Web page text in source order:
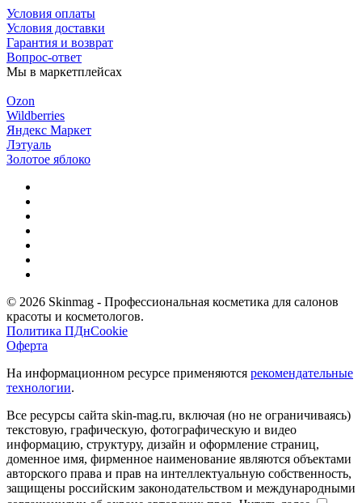
Условия оплаты
Условия доставки
Гарантия и возврат
Вопрос-ответ
Мы в маркетплейсах
Ozon
Wildberries
Яндекс Маркет
Лэтуаль
Золотое яблоко
© 2026 Skinmag - Профессиональная косметика для салонов
красоты и косметологов.
Политика ПДнCookie
Оферта
На информационном ресурсе применяются рекомендательные
технологии.
Все ресурсы сайта skin-mag.ru, включая (но не ограничиваясь)
текстовую, графическую, фотографическую и видео
информацию, структуру, дизайн и оформление страниц,
доменное имя, фирменное наименование являются объектами
авторского права и прав на интеллектуальную собственность,
защищены российским законодательством и международными